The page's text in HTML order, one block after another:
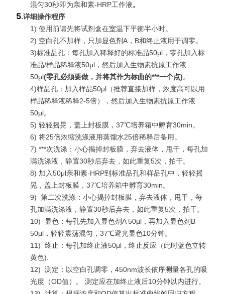
混匀30秒即为亲和素-HRP工作液。
5.详细操作程序
1) 使用前请先将试剂盒在室温下平衡半小时。
2) 空白孔不加样，只加显色剂A，B和终止液用于调零。
3)标准品孔：每孔加入稀释好的标准品50μl，零孔加入标
准品/样品稀释液50μl，然后加入生物素抗原工作液
50μl(零孔必须要做，并将其作为标曲的***一个点)。
4)样品孔：加入样品50μl（推荐直接加样，浓度高可以用
样品稀释液稀释2-5倍），然后加入生物素抗原工作液
50μl。
5) 轻轻摇晃，盖上封板膜，37℃培养箱中孵育30min。
6) 将25倍浓缩洗涤液用蒸馏水25倍稀释后备用。
7) ***次洗涤：小心揭掉封板膜，弃去液体，甩干，每孔加
满洗涤液，静置30秒后弃去，如此重复5次，拍干。
8) 加入50μl亲和素-HRP到标准品孔和样品孔中，轻轻摇
晃，盖上封板膜，37℃培养箱中孵育30min。
9) 第二次洗涤：小心揭掉封板膜，弃去液体，甩干，每
孔加满洗涤液，静置30秒后弃去，如此重复5次，拍干。
10)
显色：每孔先加入显色剂A 50μl，再加入显色剂B
50μl，轻轻震荡混匀，37℃避光显色10分钟。
11) 终止：每孔加终止液50μl，终止反应（此时蓝色立转
黄色).
12) 测定：以空白孔调零，450nm波长依序测量各孔的吸
光度（OD值）。 测定应在加终止液后10分钟以内进行。